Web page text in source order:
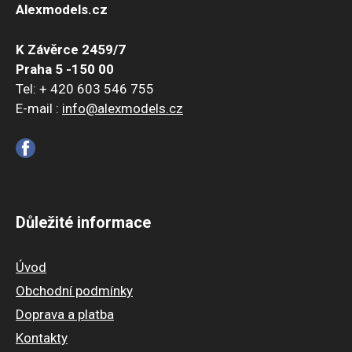
Alexmodels.cz
K Závěrce 2459/7
Praha 5 -150 00
Tel: + 420 603 546 755
E-mail : info@alexmodels.cz
Důležité informace
Úvod
Obchodní podmínky
Doprava a platba
Kontakty